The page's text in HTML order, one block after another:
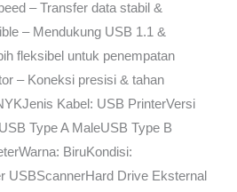
– Transfer data stabil &
– Mendukung USB 1.1 &
fleksibel untuk penempatan
– Koneksi presisi & tahan
Kabel: USB PrinterVersi
Type A MaleUSB Type B
BiruKondisi:
USBScannerHard Drive Eksternal